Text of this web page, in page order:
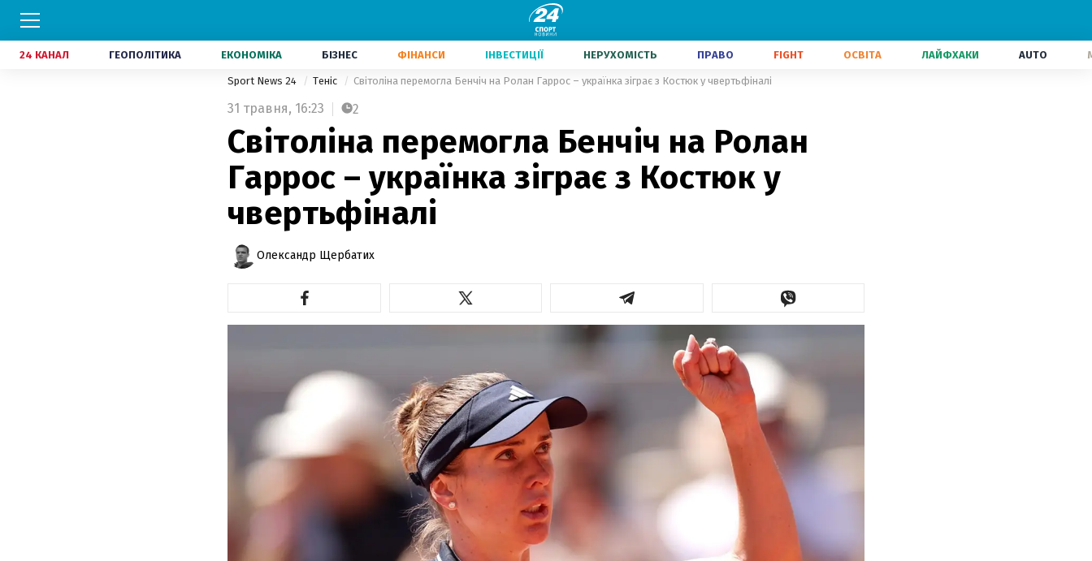
24 КАНАЛ ГЕОПОЛІТИКА ЕКОНОМІКА БІЗНЕС ФІНАНСИ ІНВЕСТИЦІЇ НЕРУХОМІСТЬ ПРАВО FIGHT ОСВІТА ЛАЙФХАКИ AUTO
Sport News 24 Теніс Світоліна перемогла Бенчіч на Ролан Гаррос – українка зіграє з Костюк у чвертьфіналі
31 травня, 16:23 2
Світоліна перемогла Бенчіч на Ролан
Гаррос – українка зіграє з Костюк у
чвертьфіналі
Олександр Щербатих